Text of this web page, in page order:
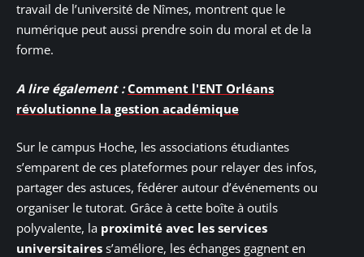
travail de l’université de Nîmes, montrent que le
numérique peut aussi prendre soin du moral et de la
forme.
A lire également : Comment l'ENT Orléans
révolutionne la gestion académique
Sur le campus Hoche, les associations étudiantes
s’emparent de ces plateformes pour relayer des infos,
partager des astuces, fédérer autour d’événements ou
organiser le tutorat. Grâce à cette boîte à outils
polyvalente, la proximité avec les services
universitaires s’améliore, les échanges gagnent en